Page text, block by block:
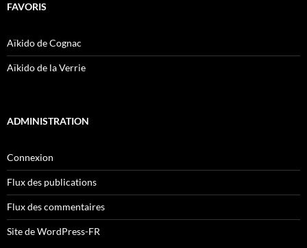
FAVORIS
Aïkido de Cognac
Aïkido de la Verrie
ADMINISTRATION
Connexion
Flux des publications
Flux des commentaires
Site de WordPress-FR